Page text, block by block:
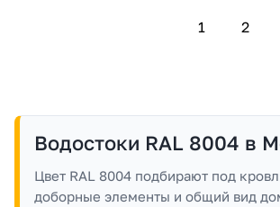
1 2
Водостоки RAL 8004 в
Цвет RAL 8004 подбирают под
доборные элементы и общий вид